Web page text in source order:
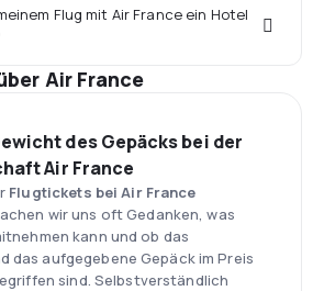
Flug mit Air France ein Hotel
Air France
des Gepäcks bei der
Air France
Flugtickets bei Air France
wir uns oft Gedanken, was
kann und ob das
das aufgegebene Gepäck im Preis
sind. Selbstverständlich